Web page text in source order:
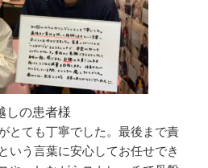
の患者様
とても丁寧でした。最後まで責
いう言葉に安心してお任せでき